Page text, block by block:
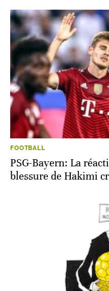
FOOTBALL
PSG-Bayern: La
blessure de Hakimi